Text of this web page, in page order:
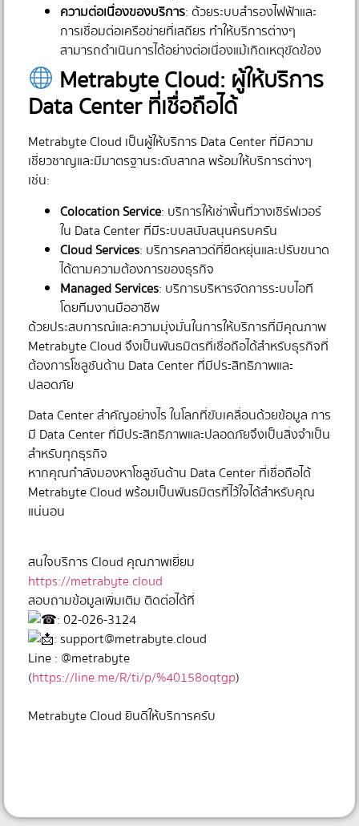
ความต่อเนื่องของบริการ: ด้วยระบบสำรองไฟฟ้าและ
การเชื่อมต่อเครือข่ายที่เสถียร ทำให้บริการต่างๆ
สามารถดำเนินการได้อย่างต่อเนื่องแม้เกิดเหตุขัดข้อง
Metrabyte Cloud: ผู้ให้บริการ
Data Center ที่เชื่อถือได้
Metrabyte Cloud เป็นผู้ให้บริการ Data Center ที่มีความ
เชี่ยวชาญและมีมาตรฐานระดับสากล พร้อมให้บริการต่างๆ
เช่น:
Colocation Service: บริการให้เช่าพื้นที่วางเซิร์ฟเวอร์
ใน Data Center ที่มีระบบสนับสนุนครบครัน
Cloud Services: บริการคลาวด์ที่ยืดหยุ่นและปรับขนาด
ได้ตามความต้องการของธุรกิจ
Managed Services: บริการบริหารจัดการระบบไอที
โดยทีมงานมืออาชีพ
ด้วยประสบการณ์และความมุ่งมั่นในการให้บริการที่มีคุณภาพ
Metrabyte Cloud จึงเป็นพันธมิตรที่เชื่อถือได้สำหรับธุรกิจที่
ต้องการโซลูชันด้าน Data Center ที่มีประสิทธิภาพและ
ปลอดภัย
Data Center สำคัญอย่างไร ในโลกที่ขับเคลื่อนด้วยข้อมูล การ
มี Data Center ที่มีประสิทธิภาพและปลอดภัยจึงเป็นสิ่งจำเป็น
สำหรับทุกธุรกิจ
หากคุณกำลังมองหาโซลูชันด้าน Data Center ที่เชื่อถือได้
Metrabyte Cloud พร้อมเป็นพันธมิตรที่ไว้ใจได้สำหรับคุณ
แน่นอน
สนใจบริการ Cloud คุณภาพเยี่ยม
https://metrabyte.cloud
สอบถามข้อมูลเพิ่มเติม ติดต่อได้ที่
: 02-026-3124
: support@metrabyte.cloud
Line : @metrabyte
(https://line.me/R/ti/p/%40158oqtgp)
Metrabyte Cloud ยินดีให้บริการครับ